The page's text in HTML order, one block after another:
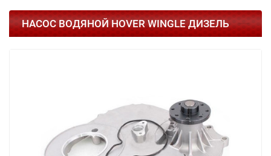
НАСОС ВОДЯНОЙ HOVER WINGLE ДИЗЕЛЬ